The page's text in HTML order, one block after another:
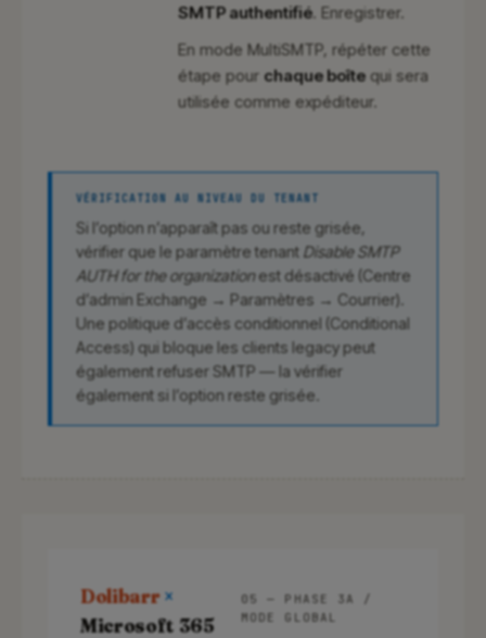
SMTP authentifié. Enregistrer.
En mode MultiSMTP, répéter cette
étape pour chaque boîtequi sera
utilisée comme expéditeur.
VÉRIFICATION AU NIVEAU DU TENANT
Si l’option n’apparaît pas ou reste grisée,
vérifier que le paramètre tenant Disable SMTP
AUTH for the organizationest désactivé (Centre
d’admin Exchange → Paramètres → Courrier).
Une politique d’accès conditionnel (Conditional
Access) qui bloque les clients legacy peut
également refuser SMTP — la vérifier
également si l’option reste grisée.
Dolibarr ×
Microsoft 365
05 — PHASE 3A /
MODE GLOBAL